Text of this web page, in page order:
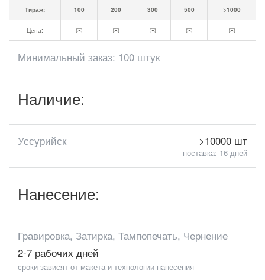
Тираж: 100 200 300 500 >1000
Цена: ✉️ ✉️ ✉️ ✉️ ✉️
Минимальный заказ: 100 штук
Наличие:
Уссурийск >10000 шт
поставка: 16 дней
Нанесение:
Гравировка, Затирка, Тампопечать, Чернение
2-7 рабочих дней
сроки зависят от макета и технологии нанесения